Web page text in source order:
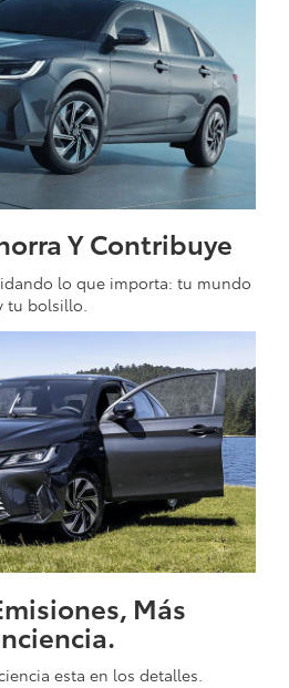
Y Contribuye
lo que importa: tu mundo
tu bolsillo.
Más
esta en los detalles.